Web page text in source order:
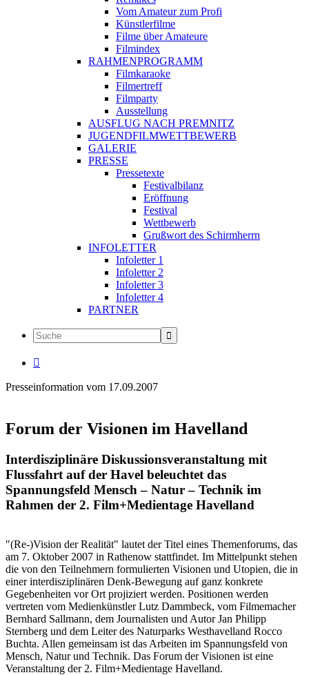
Vom Amateur zum Profi
Künstlerfilme
Filme über Amateure
Filmindex
RAHMENPROGRAMM
Filmkaraoke
Filmertreff
Filmparty
Ausstellung
AUSFLUG NACH PREMNITZ
JUGENDFILMWETTBEWERB
GALERIE
PRESSE
Pressetexte
Festivalbilanz
Eröffnung
Festival
Wettbewerb
Grußwort des Schirmherrn
INFOLETTER
Infoletter 1
Infoletter 2
Infoletter 3
Infoletter 4
PARTNER

Presseinformation vom 17.09.2007
Forum der Visionen im Havelland
Interdisziplinäre Diskussionsveranstaltung mit
Flussfahrt auf der Havel beleuchtet das
Spannungsfeld Mensch – Natur – Technik im
Rahmen der 2. Film+Medientage Havelland
"(Re-)Vision der Realität" lautet der Titel eines Themenforums, das
am 7. Oktober 2007 in Rathenow stattfindet. Im Mittelpunkt stehen
die von den Teilnehmern formulierten Visionen und Utopien, die in
einer interdisziplinären Denk-Bewegung auf ganz konkrete
Gegebenheiten vor Ort projiziert werden. Positionen werden
vertreten vom Medienkünstler Lutz Dammbeck, vom Filmemacher
Bernhard Sallmann, dem Journalisten und Autor Jan Philipp
Sternberg und dem Leiter des Naturparks Westhavelland Rocco
Buchta. Allen gemeinsam ist das Arbeiten im Spannungsfeld von
Mensch, Natur und Technik. Das Forum der Visionen ist eine
Veranstaltung der 2. Film+Medientage Havelland.